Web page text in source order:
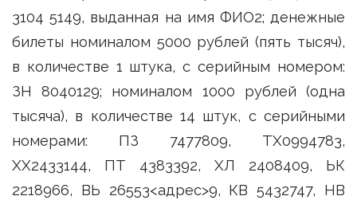
3104 5149, выданная на имя ФИО2; денежные
билеты номиналом 5000 рублей (пять тысяч),
в количестве 1 штука, с серийным номером:
ЗН 8040129; номиналом 1000 рублей (одна
тысяча), в количестве 14 штук, с серийными
номерами: ПЗ 7477809, ТХ0994783,
ХХ2433144, ПТ 4383392, ХЛ 2408409, ЬК
2218966, ВЬ 26553<адрес>9, КВ 5432747, НВ